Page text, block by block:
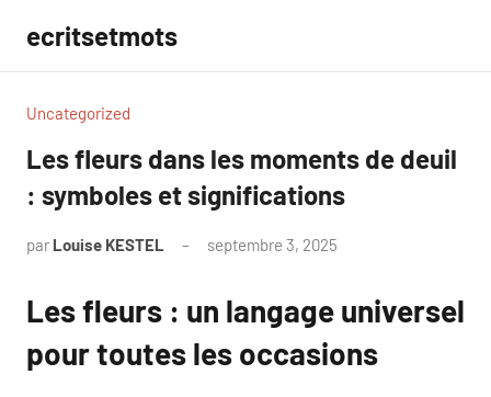
contenu
ecritsetmots
Uncategorized
Les fleurs dans les moments de deuil
: symboles et significations
par Louise KESTEL septembre 3, 2025
Les fleurs : un langage universel
pour toutes les occasions